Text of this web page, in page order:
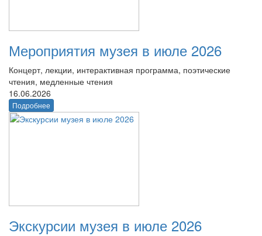
Мероприятия музея в июле 2026
Концерт, лекции, интерактивная программа, поэтические
чтения, медленные чтения
16.06.2026
Подробнее
Экскурсии музея в июле 2026